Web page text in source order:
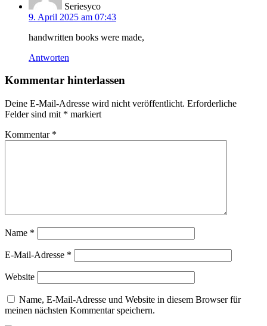
Seriesyco
9. April 2025 am 07:43
handwritten books were made,
Antworten
Kommentar hinterlassen
Deine E-Mail-Adresse wird nicht veröffentlicht. Erforderliche
Felder sind mit * markiert
Kommentar *
Name *
E-Mail-Adresse *
Website
Name, E-Mail-Adresse und Website in diesem Browser für
meinen nächsten Kommentar speichern.